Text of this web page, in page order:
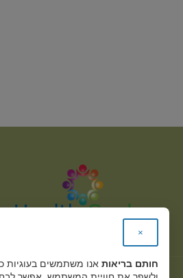
×
חותם בריאות אנו משתמשים